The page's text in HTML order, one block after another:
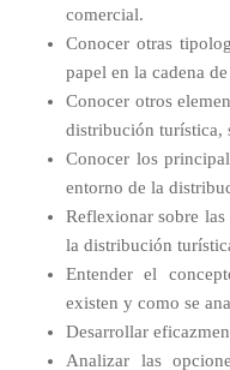
comercial.
Conocer otras
papel en la cadena
Conocer otros
distribución turística,
Conocer los
entorno de la
Reflexionar sobre
la distribución
Entender el
existen y como se
Desarrollar
Analizar las